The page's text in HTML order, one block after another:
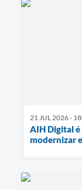
21 JUL 2026 -
AIH Digital
modernizar